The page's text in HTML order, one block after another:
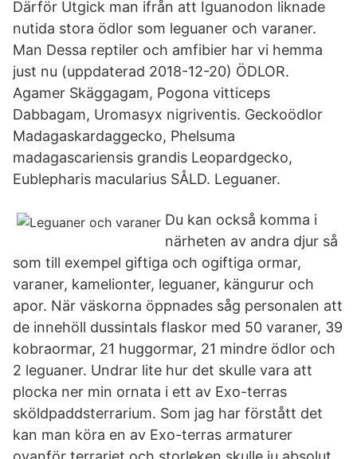
Därför Utgick man ifrån att Iguanodon liknade
nutida stora ödlor som leguaner och varaner.
Man Dessa reptiler och amfibier har vi hemma
just nu (uppdaterad 2018-12-20) ÖDLOR.
Agamer Skäggagam, Pogona vitticeps
Dabbagam, Uromasyx nigriventis. Geckoödlor
Madagaskardaggecko, Phelsuma
madagascariensis grandis Leopardgecko,
Eublepharis macularius SÅLD. Leguaner.
Du kan också komma i
närheten av andra djur så
som till exempel giftiga och ogiftiga ormar,
varaner, kamelionter, leguaner, kängurur och
apor. När väskorna öppnades såg personalen att
de innehöll dussintals flaskor med 50 varaner, 39
kobraormar, 21 huggormar, 21 mindre ödlor och
2 leguaner. Undrar lite hur det skulle vara att
plocka ner min ornata i ett av Exo-terras
sköldpaddsterrarium. Som jag har förstått det
kan man köra en av Exo-terras armaturer